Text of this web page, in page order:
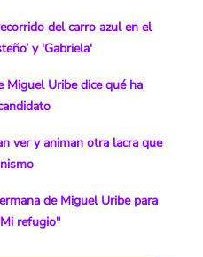
del carro azul en el
y 'Gabriela'
Miguel Uribe dice qué ha
ver y animan otra lacra que
de Miguel Uribe para
refugio"